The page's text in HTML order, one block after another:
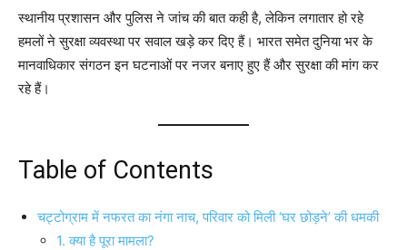
स्थानीय प्रशासन और पुलिस ने जांच की बात कही है, लेकिन लगातार हो रहे
हमलों ने सुरक्षा व्यवस्था पर सवाल खड़े कर दिए हैं। भारत समेत दुनिया भर के
मानवाधिकार संगठन इन घटनाओं पर नजर बनाए हुए हैं और सुरक्षा की मांग कर
रहे हैं।
Table of Contents
चट्टोग्राम में नफरत का नंगा नाच, परिवार को मिली ‘घर छोड़ने’ की धमकी
1. क्या है पूरा मामला?